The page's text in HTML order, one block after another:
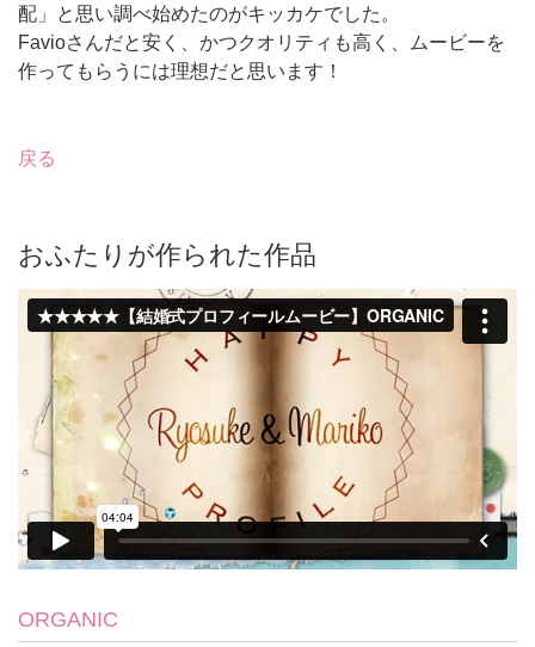
配」と思い調べ始めたのがキッカケでした。
Favioさんだと安く、かつクオリティも高く、ムービーを
作ってもらうには理想だと思います！
戻る
おふたりが作られた作品
ORGANIC